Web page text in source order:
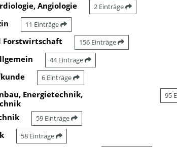
Angiologie 2 Einträge
11 Einträge
Forstwirtschaft 156 Einträge
44 Einträge
6 Einträge
Energietechnik,
95
59 Einträge
58 Einträge